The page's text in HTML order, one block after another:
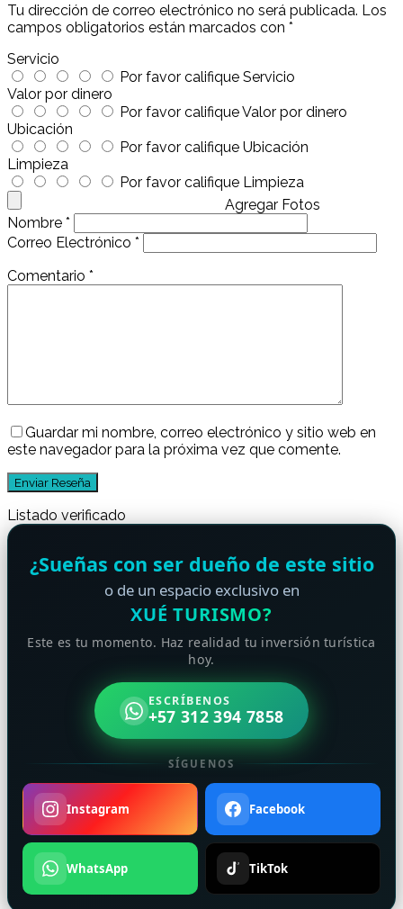
Tu dirección de correo electrónico no será publicada. Los
campos obligatorios están marcados con *
Servicio
Por favor califique Servicio
Valor por dinero
Por favor califique Valor por dinero
Ubicación
Por favor califique Ubicación
Limpieza
Por favor califique Limpieza
Agregar Fotos
Nombre *
Correo Electrónico *
Comentario *
Guardar mi nombre, correo electrónico y sitio web en
este navegador para la próxima vez que comente.
Listado verificado
¿Sueñas con ser dueño de este sitio
o de un espacio exclusivo en
XUÉ TURISMO?
Este es tu momento. Haz realidad tu inversión turística
hoy.
ESCRÍBENOS
+57 312 394 7858
SÍGUENOS
Instagram Facebook
WhatsApp TikTok